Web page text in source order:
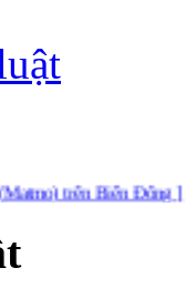
Biển Đông ] [ Tuyên